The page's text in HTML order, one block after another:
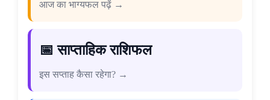
आज का भाग्यफल पढ़ें →
📅 साप्ताहिक राशिफल
इस सप्ताह कैसा रहेगा? →